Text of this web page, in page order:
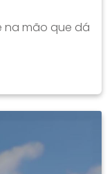
na mão que dá